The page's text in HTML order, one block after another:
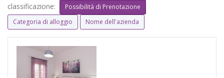
classificazione:
Possibilità di Prenotazione
Categoria di alloggio
Nome dell'azienda